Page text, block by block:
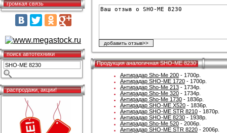
громкая связь
поиск автотехники
распродажи, акции!
Продукция аналогичная SHO-ME 8230
Антирадар Sho-Me 200 - 1700р.
Антирадар SHO-ME 1720 - 1700р.
Антирадар Sho-Me 213 - 1734р.
Антирадар Sho-Me 320 - 1734р.
Антирадар Sho-Me 1730 - 1836р.
Антирадар SHO-ME X520 - 1836р.
Антирадар SHO-ME STR 8210 - 1870р.
Антирадар SHO-ME 8230 - 1938р.
Антирадар Sho-Me 520 - 2006р.
Антирадар SHO-ME STR 8220 - 2006р.